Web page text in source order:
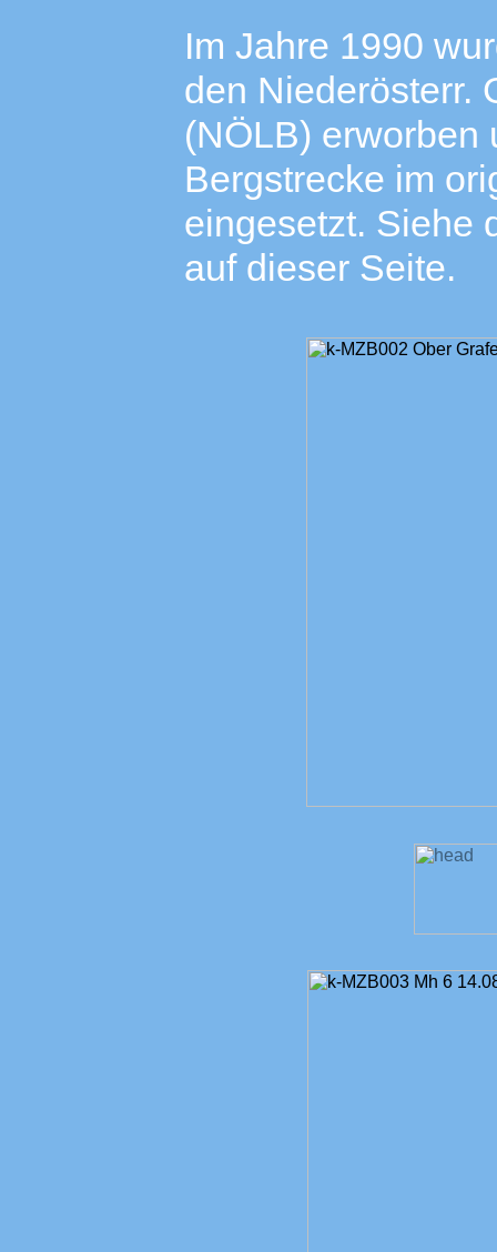
Im Jahre 1990
den Niederösterr.
(NÖLB) erworben
Bergstrecke im
eingesetzt. Siehe
auf dieser Seite.